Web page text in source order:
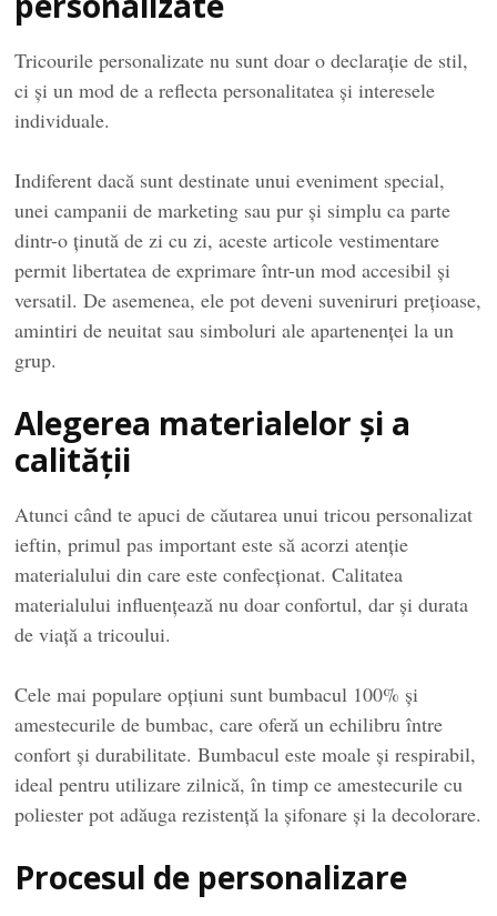
Tricourile personalizate nu sunt doar o declarație de stil,
ci și un mod de a reflecta personalitatea și interesele
individuale.
Indiferent dacă sunt destinate unui eveniment special,
unei campanii de marketing sau pur și simplu ca parte
dintr-o ținută de zi cu zi, aceste articole vestimentare
permit libertatea de exprimare într-un mod accesibil și
versatil. De asemenea, ele pot deveni suveniruri prețioase,
amintiri de neuitat sau simboluri ale apartenenței la un
grup.
Alegerea materialelor și a
calității
Atunci când te apuci de căutarea unui tricou personalizat
ieftin, primul pas important este să acorzi atenție
materialului din care este confecționat. Calitatea
materialului influențează nu doar confortul, dar și durata
de viață a tricoului.
Cele mai populare opțiuni sunt bumbacul 100% și
amestecurile de bumbac, care oferă un echilibru între
confort și durabilitate. Bumbacul este moale și respirabil,
ideal pentru utilizare zilnică, în timp ce amestecurile cu
poliester pot adăuga rezistență la șifonare și la decolorare.
Procesul de personalizare